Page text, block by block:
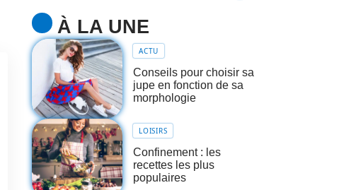
À LA UNE
ACTU
Conseils pour choisir sa
jupe en fonction de sa
morphologie
LOISIRS
Confinement : les
recettes les plus
populaires